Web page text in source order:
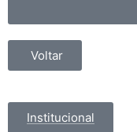
Voltar
Institucional